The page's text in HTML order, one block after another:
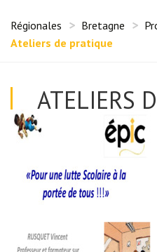
Régionales Bretagne
Ateliers de pratique
ATELIERS